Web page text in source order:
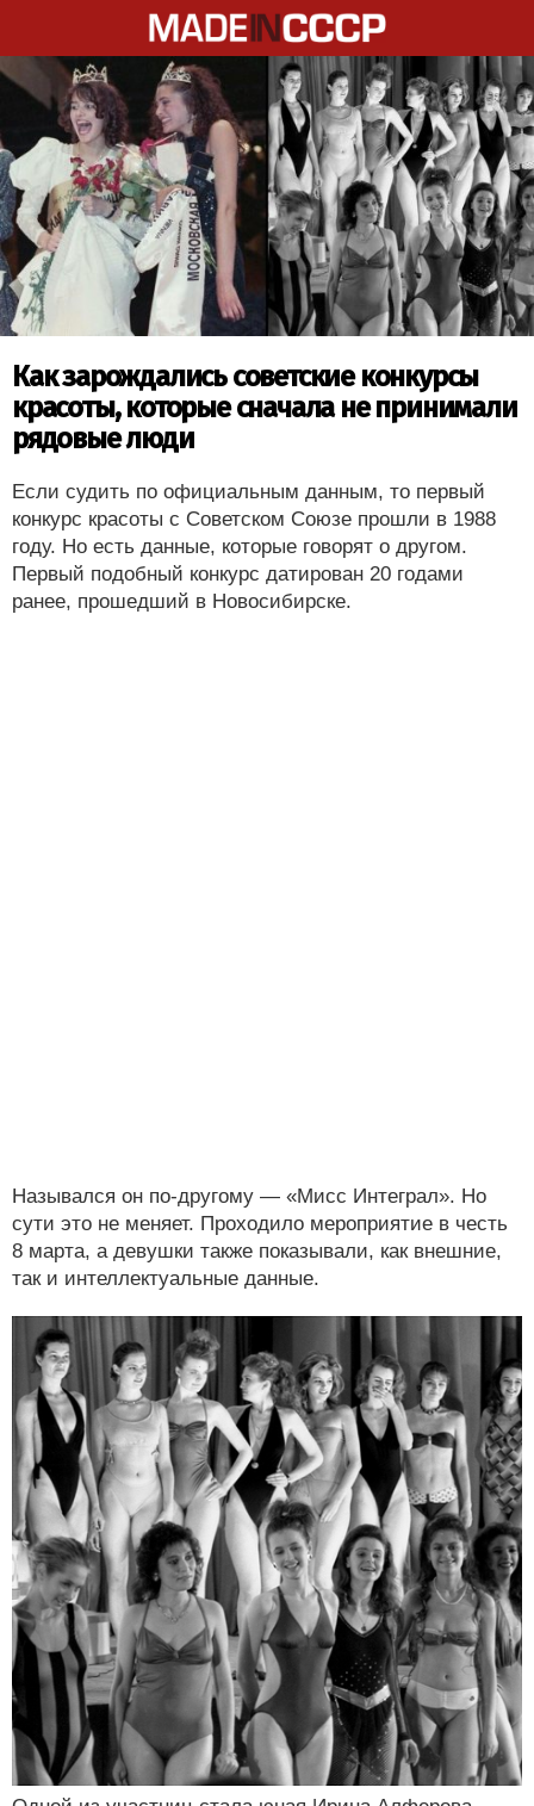
Как зарождались советские конкурсы
красоты, которые сначала не принимали
рядовые люди
Если судить по официальным данным, то первый
конкурс красоты с Советском Союзе прошли в 1988
году. Но есть данные, которые говорят о другом.
Первый подобный конкурс датирован 20 годами
ранее, прошедший в Новосибирске.
Назывался он по-другому — «Мисс Интеграл». Но
сути это не меняет. Проходило мероприятие в честь
8 марта, а девушки также показывали, как внешние,
так и интеллектуальные данные.